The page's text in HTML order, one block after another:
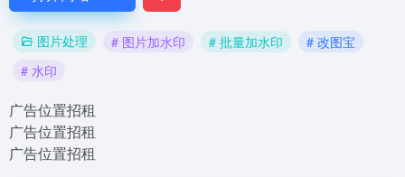
图片处理 # 图片加水印 # 批量加水印
# 改图宝
# 水印
广告位置招租
广告位置招租
广告位置招租